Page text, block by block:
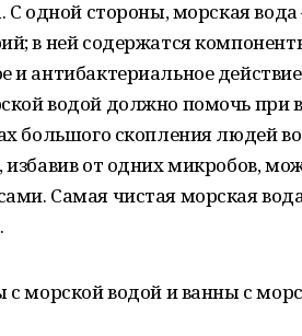
одной стороны, морская
в ней содержатся
и антибактериальное
водой должно помочь при
большого скопления людей
избавив от одних микробов,
Самая чистая морская
морской водой и ванны с